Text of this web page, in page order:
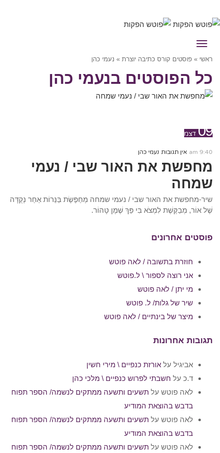
תפריט
ראשי » פוסטים קורס כתיבה יוצרת » נעמי כהן
כל הפוסטים בנעמי כהן
09 דצמ
9:40 am אין תגובות נעמי כהן
מחפשת את האור שבי / נעמי
שמחה
שיר-מחפשת את האור שבי / נעמי שמחה מְחַפֶּשֶׂת בַּנֵּרוֹת אַחַר נְקֻדָּה
שֶׁל אוֹר, מְבַקֶּשֶׁת לִמְצֹא בִּי פַּךְ שֶׁמֶן טָהוֹר.
פוסטים אחרונים
חוזרת בתשובה / לאה פוטש
אני רוצה לספור \ ל.פוטש
מי יתן / לאה פוטש
שיר של גלות/ ל. פוטש
מיצר של בינתיים / לאה פוטש
תגובות אחרונות
אביגיל על אורזת כנפיים \ מירי חשין
ד.כ על חשבתי לפרוש כנפיים \ מלכי כהן
לאה פוטש על תשעים ותשעה ממתקים לנשמה/ הספר תפוח
בדבש בהוצאת המודיע
לאה פוטש על תשעים ותשעה ממתקים לנשמה/ הספר תפוח
בדבש בהוצאת המודיע
לאה פוטש על תשעים ותשעה ממתקים לנשמה/ הספר תפוח